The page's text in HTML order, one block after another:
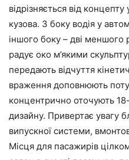
відрізняється від
кузова. З боку водія у
іншого боку – дві меншого
радує око м’якими
передають відчуття
враження доповнюють
концентрично оточують
дизайну. Привертає увагу
випускної системи,
Місця для пасажирів